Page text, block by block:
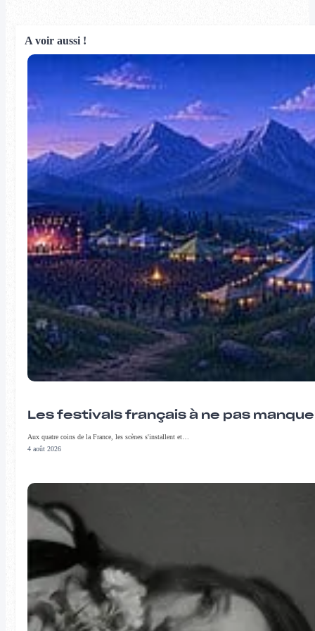
A voir aussi !
Les festivals français à ne pas
Aux quatre coins de la France, les scènes s'installent et…
4 août 2026